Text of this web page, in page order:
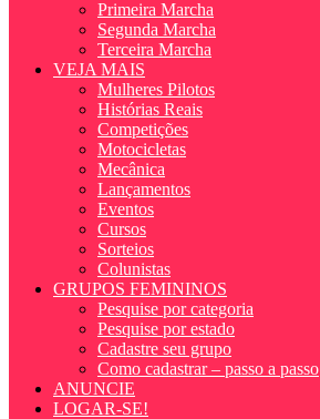
Primeira Marcha
Segunda Marcha
Terceira Marcha
VEJA MAIS
Mulheres Pilotos
Histórias Reais
Competições
Motocicletas
Mecânica
Lançamentos
Eventos
Cursos
Sorteios
Colunistas
GRUPOS FEMININOS
Pesquise por categoria
Pesquise por estado
Cadastre seu grupo
Como cadastrar – passo a passo
ANUNCIE
LOGAR-SE!